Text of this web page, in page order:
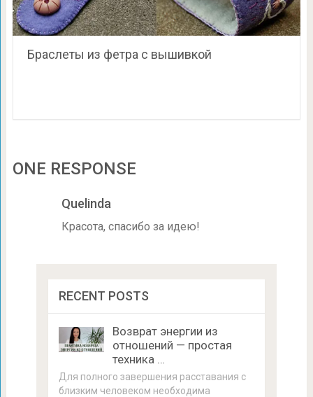
Браслеты из фетра с вышивкой
ONE RESPONSE
Quelinda
Красота, спасибо за идею!
RECENT POSTS
Возврат энергии из
отношений — простая
техника …
Для полного завершения расставания с
близким человеком необходима